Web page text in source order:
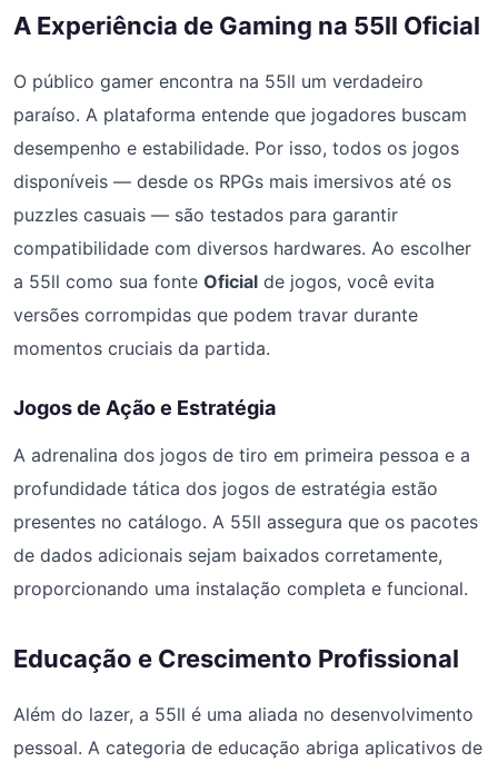
A Experiência de Gaming na 55ll Oficial
O público gamer encontra na 55ll um verdadeiro
paraíso. A plataforma entende que jogadores buscam
desempenho e estabilidade. Por isso, todos os jogos
disponíveis — desde os RPGs mais imersivos até os
puzzles casuais — são testados para garantir
compatibilidade com diversos hardwares. Ao escolher
a 55ll como sua fonte Oficial de jogos, você evita
versões corrompidas que podem travar durante
momentos cruciais da partida.
Jogos de Ação e Estratégia
A adrenalina dos jogos de tiro em primeira pessoa e a
profundidade tática dos jogos de estratégia estão
presentes no catálogo. A 55ll assegura que os pacotes
de dados adicionais sejam baixados corretamente,
proporcionando uma instalação completa e funcional.
Educação e Crescimento Profissional
Além do lazer, a 55ll é uma aliada no desenvolvimento
pessoal. A categoria de educação abriga aplicativos de